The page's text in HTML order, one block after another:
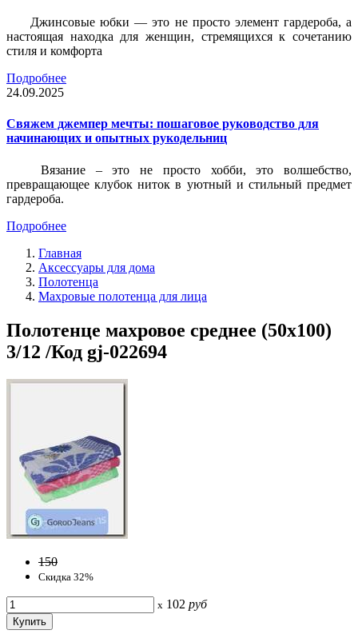
Джинсовые юбки — это не просто элемент гардероба, а
настоящая находка для женщин, стремящихся к сочетанию
стиля и комфорта
Подробнее
24.09.2025
Свяжем джемпер мечты: пошаговое руководство для
начинающих и опытных рукодельниц
Вязание – это не просто хобби, это волшебство,
превращающее клубок ниток в уютный и стильный предмет
гардероба.
Подробнее
Главная
Аксессуары для дома
Полотенца
Махровые полотенца для лица
Полотенце махровое среднее (50x100)
3/12 /Код gj-022694
150
Скидка 32%
x 102 руб